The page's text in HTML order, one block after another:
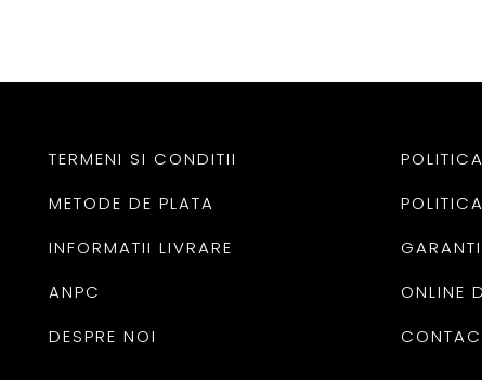
TERMENI SI CONDITII
METODE DE PLATA
INFORMATII LIVRARE
ANPC
DESPRE NOI
ONLINE